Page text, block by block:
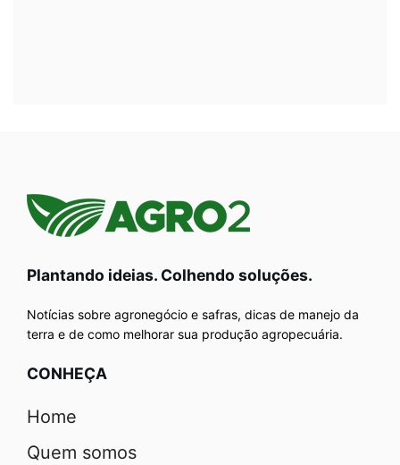
Plantando ideias. Colhendo soluções.
Notícias sobre agronegócio e safras, dicas de manejo da
terra e de como melhorar sua produção agropecuária.
CONHEÇA
Home
Quem somos